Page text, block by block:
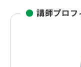
● 講師プロフ